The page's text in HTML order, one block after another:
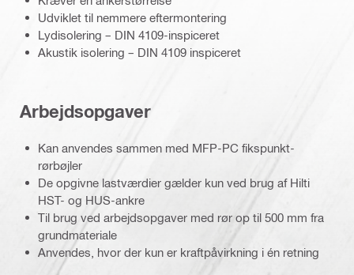
Udviklet til nemmere eftermontering
Lydisolering – DIN 4109-inspiceret
Akustik isolering – DIN 4109 inspiceret
Arbejdsopgaver
Kan anvendes sammen med MFP-PC fikspunkt-
rørbøjler
De opgivne lastværdier gælder kun ved brug af Hilti
HST- og HUS-ankre
Til brug ved arbejdsopgaver med rør op til 500 mm fra
grundmateriale
Anvendes, hvor der kun er kraftpåvirkning i én retning